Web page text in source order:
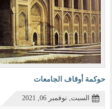
حوكمة أوقاف الجامعات
السبت, نوفمبر 06, 2021